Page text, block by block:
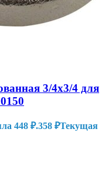
3/4х3/4 для
448 ₽.358 ₽Текущая